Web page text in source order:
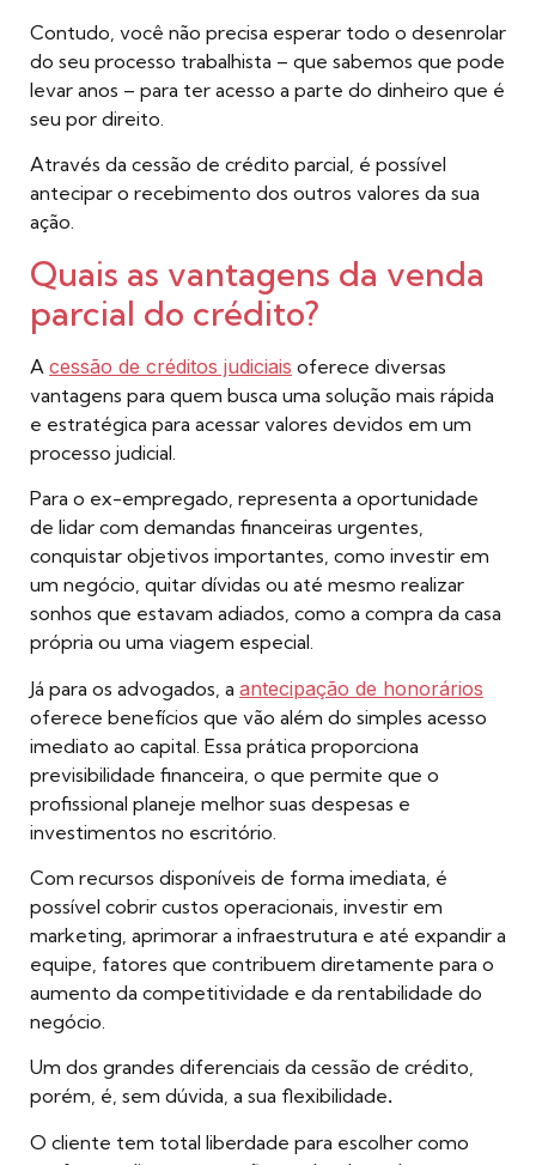
Contudo, você não precisa esperar todo o desenrolar
do seu processo trabalhista – que sabemos que pode
levar anos – para ter acesso a parte do dinheiro que é
seu por direito.
Através da cessão de crédito parcial, é possível
antecipar o recebimento dos outros valores da sua
ação.
Quais as vantagens da venda
parcial do crédito?
A cessão de créditos judiciais oferece diversas
vantagens para quem busca uma solução mais rápida
e estratégica para acessar valores devidos em um
processo judicial.
Para o ex-empregado, representa a oportunidade
de lidar com demandas financeiras urgentes,
conquistar objetivos importantes, como investir em
um negócio, quitar dívidas ou até mesmo realizar
sonhos que estavam adiados, como a compra da casa
própria ou uma viagem especial.
Já para os advogados, a antecipação de honorários
oferece benefícios que vão além do simples acesso
imediato ao capital. Essa prática proporciona
previsibilidade financeira, o que permite que o
profissional planeje melhor suas despesas e
investimentos no escritório.
Com recursos disponíveis de forma imediata, é
possível cobrir custos operacionais, investir em
marketing, aprimorar a infraestrutura e até expandir a
equipe, fatores que contribuem diretamente para o
aumento da competitividade e da rentabilidade do
negócio.
Um dos grandes diferenciais da cessão de crédito,
porém, é, sem dúvida, a sua flexibilidade.
O cliente tem total liberdade para escolher como